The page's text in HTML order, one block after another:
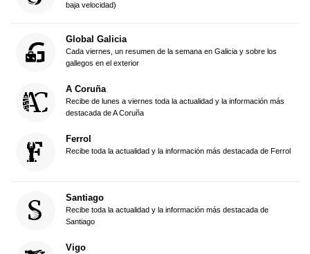
baja velocidad)
Global Galicia
Cada viernes, un resumen de la semana en Galicia y sobre los
gallegos en el exterior
A Coruña
Recibe de lunes a viernes toda la actualidad y la información más
destacada de A Coruña
Ferrol
Recibe toda la actualidad y la información más destacada de Ferrol
Santiago
Recibe toda la actualidad y la información más destacada de
Santiago
Vigo